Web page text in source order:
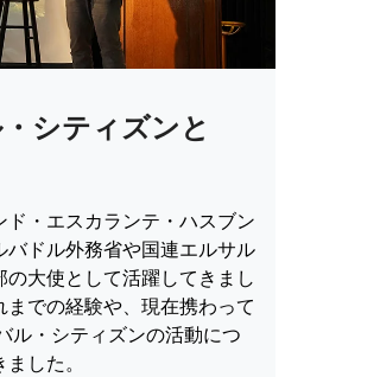
シティズンと
ド・エスカランテ・ハスブン
バドル外務省や国連エルサル
の大使として活躍してきまし
までの経験や、現在携わって
ル・シティズンの活動につ
した。